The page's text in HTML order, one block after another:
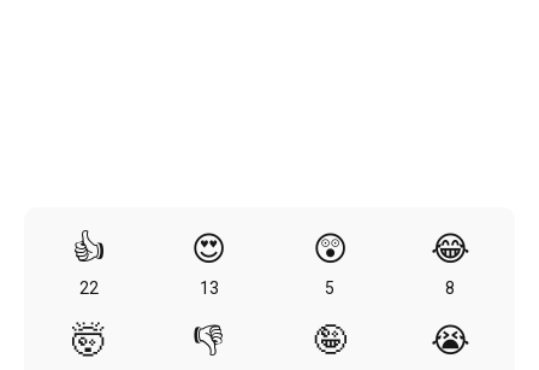
👍
22
😍
13
😲
5
😂
8
🤯 👎 🤪 😭